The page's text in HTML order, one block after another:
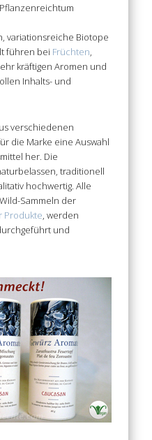
variationsreiche Biotope
führen bei Früchten
kräftigen Aromen und
Inhalts- und
verschiedenen
die Marke eine Auswahl
her. Die
traditionell
hochwertig. Alle
Sammeln der
Produkte , werden
und